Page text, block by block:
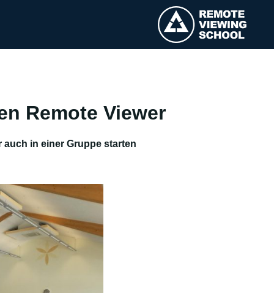
Remote Viewer
in einer Gruppe starten